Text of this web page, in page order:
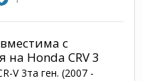
с
Honda CRV 3
V 3та ген. (2007 -